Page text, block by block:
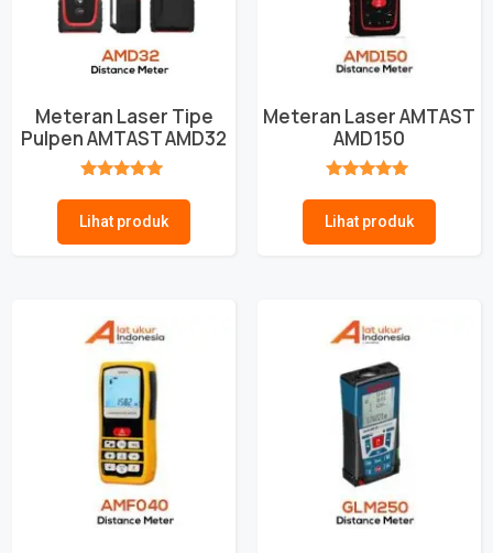
Meteran Laser Tipe
Pulpen AMTAST AMD32
Lihat produk
Meteran Laser AMTAST
AMD150
Lihat produk